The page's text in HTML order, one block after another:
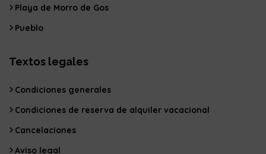
Playa de Morro de Gos
Pueblo
Textos legales
Condiciones generales
Condiciones de reserva de alquiler vacacional
Cancelaciones
Aviso legal